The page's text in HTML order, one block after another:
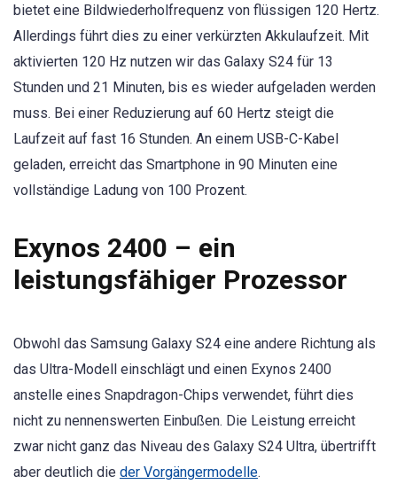
bietet eine Bildwiederholfrequenz von flüssigen 120 Hertz.
Allerdings führt dies zu einer verkürzten Akkulaufzeit. Mit
aktivierten 120 Hz nutzen wir das Galaxy S24 für 13
Stunden und 21 Minuten, bis es wieder aufgeladen werden
muss. Bei einer Reduzierung auf 60 Hertz steigt die
Laufzeit auf fast 16 Stunden. An einem USB-C-Kabel
geladen, erreicht das Smartphone in 90 Minuten eine
vollständige Ladung von 100 Prozent.
Exynos 2400 – ein
leistungsfähiger Prozessor
Obwohl das Samsung Galaxy S24 eine andere Richtung als
das Ultra-Modell einschlägt und einen Exynos 2400
anstelle eines Snapdragon-Chips verwendet, führt dies
nicht zu nennenswerten Einbußen. Die Leistung erreicht
zwar nicht ganz das Niveau des Galaxy S24 Ultra, übertrifft
aber deutlich die der Vorgängermodelle.